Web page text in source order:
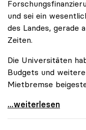
und sei ein
des Landes, gerade
Zeiten.
Die Universitäten
Budgets und
Mietbremse
„Verzögerung
...weiterlesen